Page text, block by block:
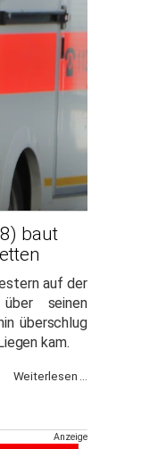
baut
auf der
seinen
überschlug
kam.
Weiterlesen ...
Anzeige